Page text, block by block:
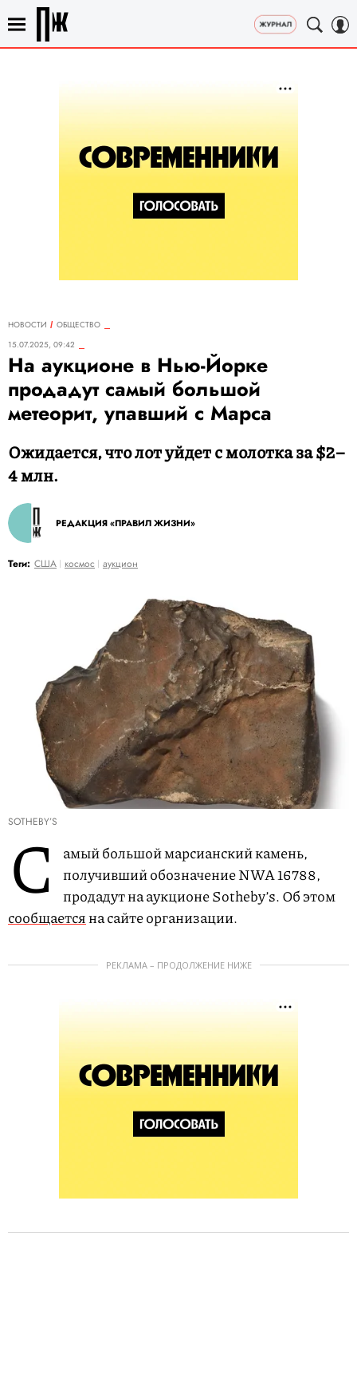
НОВОСТИ
ОБЩЕСТВО
15.07.2025, 09:42
На аукционе в Нью-Йорке
продадут самый большой
метеорит, упавший с Марса
Ожидается, что лот уйдет с молотка за $2–
4 млн.
РЕДАКЦИЯ «ПРАВИЛ ЖИЗНИ»
Теги: США космос аукцион
SOTHEBY’S
С
амый большой марсианский камень,
получивший обозначение NWA 16788,
продадут на аукционе Sotheby’s. Об этом
сообщаетсяна сайте организации.
РЕКЛАМА – ПРОДОЛЖЕНИЕ НИЖЕ